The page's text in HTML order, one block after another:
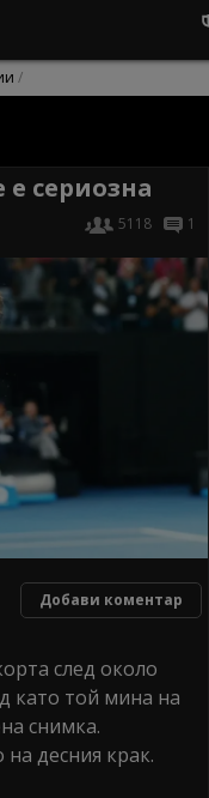
сериозна
5118 1
Добави коментар
след около
като той мина на
снимка.
десния крак.